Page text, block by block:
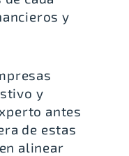
y
y
antes
de estas
alinear